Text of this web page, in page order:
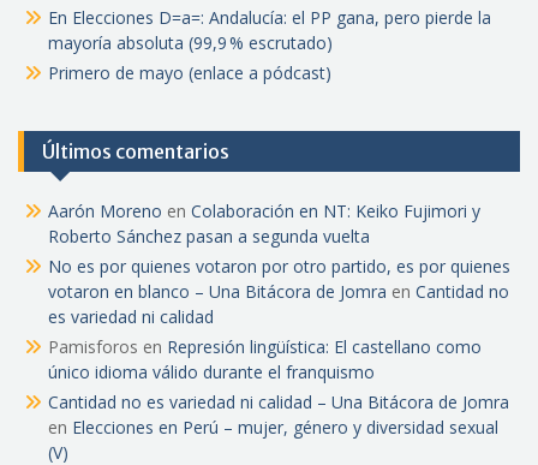
En Elecciones D=a=: Andalucía: el PP gana, pero pierde la
mayoría absoluta (99,9 % escrutado)
Primero de mayo (enlace a pódcast)
Últimos comentarios
Aarón Moreno en Colaboración en NT: Keiko Fujimori y
Roberto Sánchez pasan a segunda vuelta
No es por quienes votaron por otro partido, es por quienes
votaron en blanco – Una Bitácora de Jomra en Cantidad no
es variedad ni calidad
Pamisforos en Represión lingüística: El castellano como
único idioma válido durante el franquismo
Cantidad no es variedad ni calidad – Una Bitácora de Jomra
en Elecciones en Perú – mujer, género y diversidad sexual
(V)